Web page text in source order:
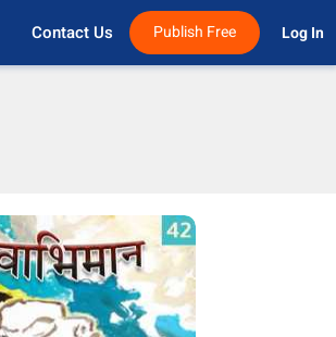
Contact Us Publish Free Log In